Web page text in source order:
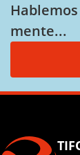
mente...